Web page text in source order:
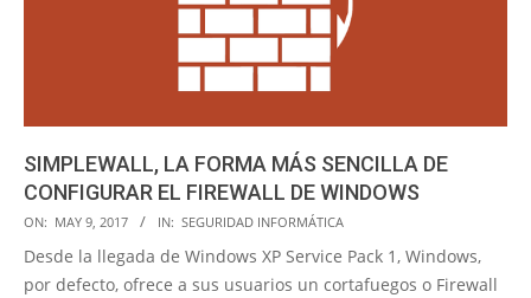
SIMPLEWALL, LA FORMA MÁS SENCILLA DE
CONFIGURAR EL FIREWALL DE WINDOWS
2017-
05-
09
ON: MAY 9, 2017 IN: SEGURIDAD INFORMÁTICA
Desde la llegada de Windows XP Service Pack 1, Windows,
por defecto, ofrece a sus usuarios un cortafuegos o Firewall